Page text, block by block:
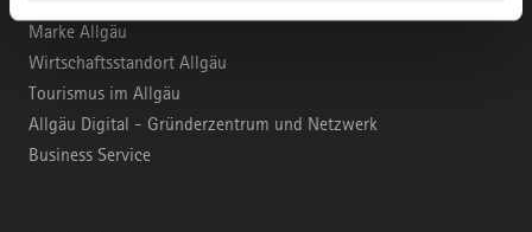
Marke Allgäu
Wirtschaftsstandort Allgäu
Tourismus im Allgäu
Allgäu Digital - Gründerzentrum und Netzwerk
Business Service